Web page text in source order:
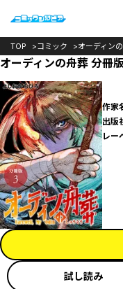
TOP コミック オーディン
オーディンの舟葬 分冊
作家
出版
レー
試し読み